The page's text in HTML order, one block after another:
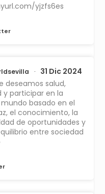
yjzfs6es
·
31 Dic 2024
deseamos salud,
y participar en la
basado en el
el conocimiento, la
de oportunidades y
entre sociedad